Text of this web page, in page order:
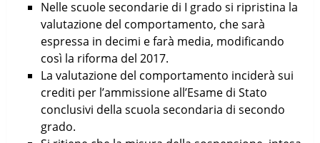
Nelle scuole secondarie di I grado si ripristina la
valutazione del comportamento, che sarà
espressa in decimi e farà media, modificando
così la riforma del 2017.
La valutazione del comportamento inciderà sui
crediti per l’ammissione all’Esame di Stato
conclusivi della scuola secondaria di secondo
grado.